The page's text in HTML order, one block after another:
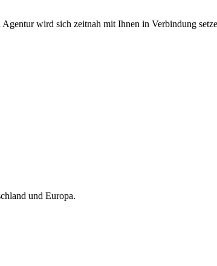
wird sich zeitnah mit Ihnen in Verbindung
und Europa.